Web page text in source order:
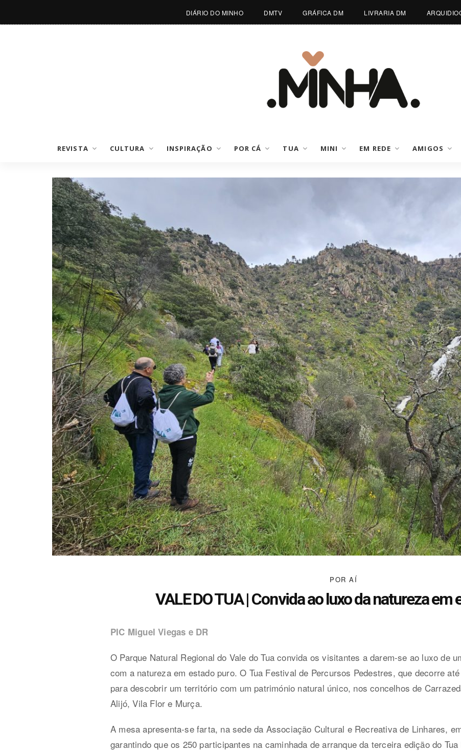
DIÁRIO DO MINHO DMTV GRÁFICA DM LIVRARIA DM
REVISTA CULTURA INSPIRAÇÃO POR CÁ TUA MINI EM REDE AMIGOS
POR AÍ
VALE DO TUA | Convida ao luxo da natureza em
PIC Miguel Viegas e DR
O Parque Natural Regional do Vale do Tua convida os visitantes a darem-se ao luxo de
com a natureza em estado puro. O Tua Festival de Percursos Pedestres, que decorre
para descobrir um território com um património natural único, nos concelhos de
Alijó, Vila Flor e Murça.
A mesa apresenta-se farta, na sede da Associação Cultural e Recreativa de Linhares,
garantindo que os 250 participantes na caminhada de arranque da terceira edição do